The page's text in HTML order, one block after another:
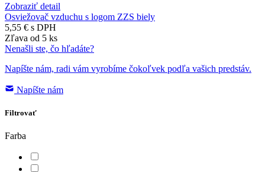
Zobraziť detail
Osviežovač vzduchu s logom ZZS biely
5,55 € s DPH
Zľava od 5 ks
Nenašli ste, čo hľadáte?
Napíšte nám, radi vám vyrobíme čokoľvek podľa vašich predstáv.
Napíšte nám
Filtrovať
Farba